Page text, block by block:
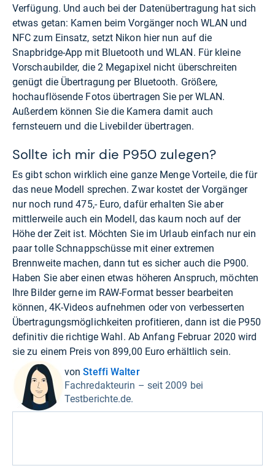
Verfügung. Und auch bei der Datenübertragung hat sich
etwas getan: Kamen beim Vorgänger noch WLAN und
NFC zum Einsatz, setzt Nikon hier nun auf die
Snapbridge-App mit Bluetooth und WLAN. Für kleine
Vorschaubilder, die 2 Megapixel nicht überschreiten
genügt die Übertragung per Bluetooth. Größere,
hochauflösende Fotos übertragen Sie per WLAN.
Außerdem können Sie die Kamera damit auch
fernsteuern und die Livebilder übertragen.
Sollte ich mir die P950 zulegen?
Es gibt schon wirklich eine ganze Menge Vorteile, die für
das neue Modell sprechen. Zwar kostet der Vorgänger
nur noch rund 475,- Euro, dafür erhalten Sie aber
mittlerweile auch ein Modell, das kaum noch auf der
Höhe der Zeit ist. Möchten Sie im Urlaub einfach nur ein
paar tolle Schnappschüsse mit einer extremen
Brennweite machen, dann tut es sicher auch die P900.
Haben Sie aber einen etwas höheren Anspruch, möchten
Ihre Bilder gerne im RAW-Format besser bearbeiten
können, 4K-Videos aufnehmen oder von verbesserten
Übertragungsmöglichkeiten profitieren, dann ist die P950
definitiv die richtige Wahl. Ab Anfang Februar 2020 wird
sie zu einem Preis von 899,00 Euro erhältlich sein.
vonSteffi Walter
Fachredakteurin – seit 2009 bei
Testberichte.de.